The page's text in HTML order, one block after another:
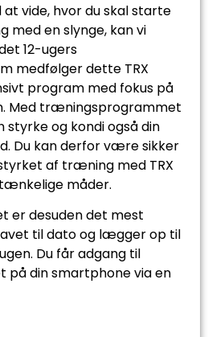
vide, hvor du skal starte
en slynge, kan vi
12-ugers
medfølger dette TRX
program med fokus på
Med træningsprogrammet
og kondi også din
Du kan derfor være sikker
af træning med TRX
måder.
er desuden det mest
til dato og lægger op til
Du får adgang til
din smartphone via en